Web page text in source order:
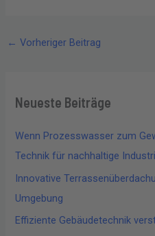
← Vorheriger Beitrag
Neueste Beiträge
Wenn Prozesswasser zum
Technik für nachhaltige
Innovative
Umgebung
Effiziente Gebäudetechnik